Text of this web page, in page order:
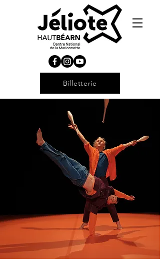
Billetterie